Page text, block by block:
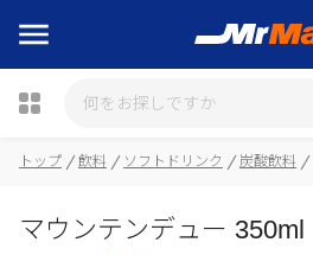
トップ 飲料 ソフトドリンク 炭酸飲料
マウンテンデュー 350ml